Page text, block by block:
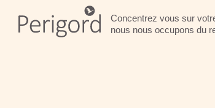
Concentrez vous sur
nous nous occupons du